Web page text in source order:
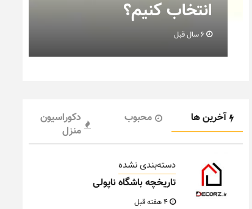
انتخاب کنیم؟
آخرین ها محبوب
دکوراسیون
منزل
دسته‌بندی نشده
تاریخچه باشگاه ناپولی